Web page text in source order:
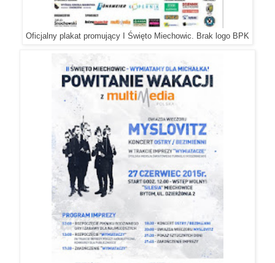
Oficjalny plakat promujący I Święto Miechowic. Brak logo BPK